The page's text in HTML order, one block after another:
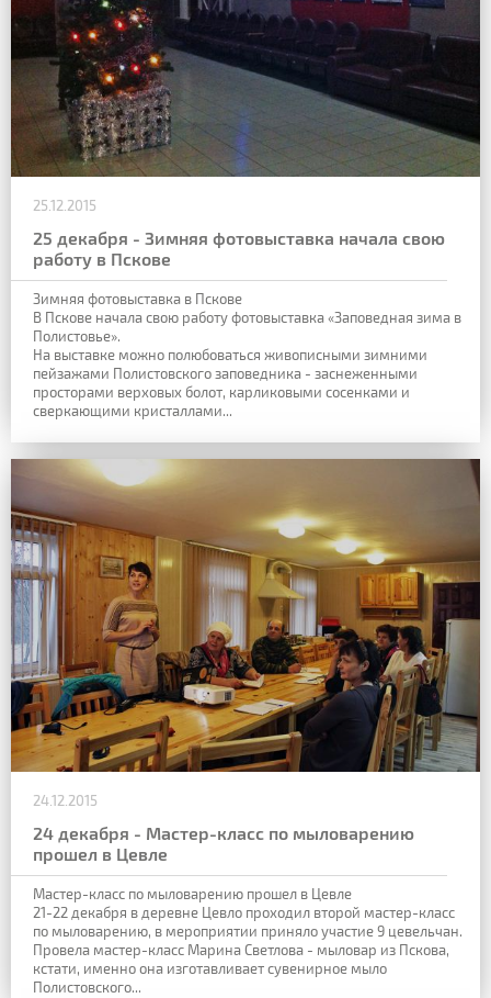
25.12.2015
25 декабря - Зимняя фотовыставка начала свою
работу в Пскове
Зимняя фотовыставка в Пскове
В Пскове начала свою работу фотовыставка «Заповедная зима в
Полистовье».
На выставке можно полюбоваться живописными зимними
пейзажами Полистовского заповедника - заснеженными
просторами верховых болот, карликовыми сосенками и
сверкающими кристаллами...
24.12.2015
24 декабря - Мастер-класс по мыловарению
прошел в Цевлe
Мастер-класс по мыловарению прошел в Цевлe
21-22 декабря в деревне Цевло проходил второй мастер-класс
по мыловарению, в мероприятии приняло участие 9 цевельчан.
Провела мастер-класс Марина Светлова - мыловар из Пскова,
кстати, именно она изготавливает сувенирное мыло
Полистовского...